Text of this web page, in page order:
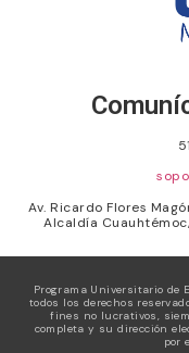
Av. Ricardo Flores
Alcaldía
Programa Universitario de
todos los derechos
fines no lucrativos,
completa y su dirección
por